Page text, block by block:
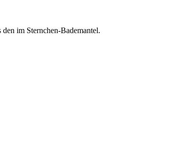
im Sternchen-Bademantel.